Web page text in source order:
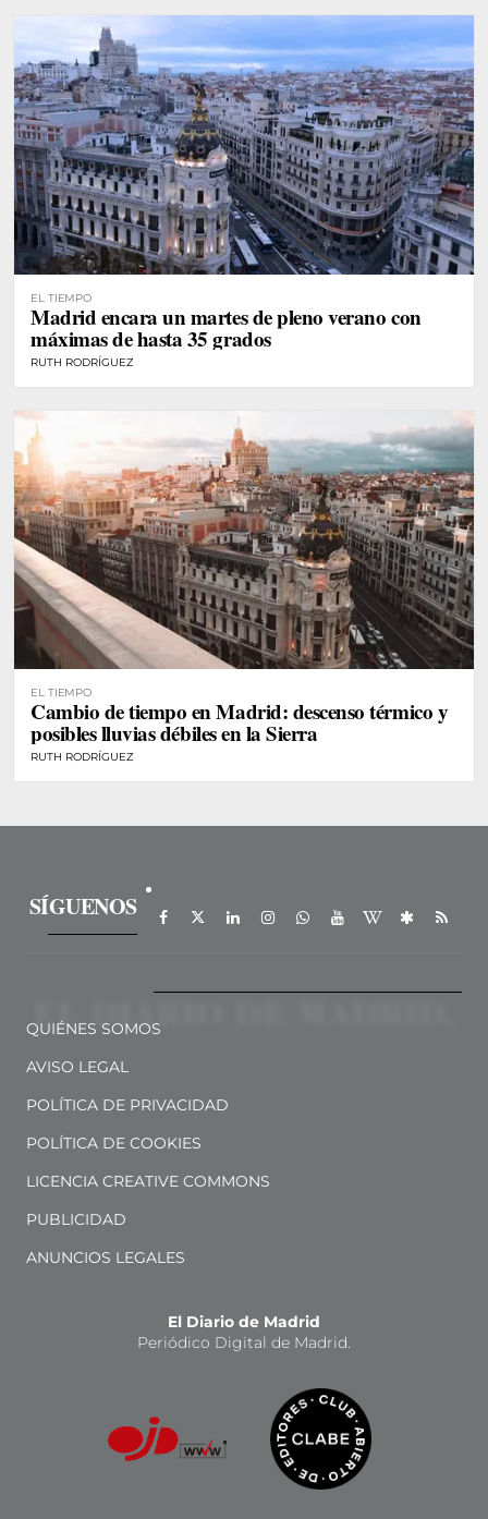
EL TIEMPO
Madrid encara un martes de pleno verano con
máximas de hasta 35 grados
RUTH RODRÍGUEZ
EL TIEMPO
Cambio de tiempo en Madrid: descenso térmico y
posibles lluvias débiles en la Sierra
RUTH RODRÍGUEZ
SÍGUENOS
QUIÉNES SOMOS
AVISO LEGAL
POLÍTICA DE PRIVACIDAD
POLÍTICA DE COOKIES
LICENCIA CREATIVE COMMONS
PUBLICIDAD
ANUNCIOS LEGALES
El Diario de Madrid
Periódico Digital de Madrid.